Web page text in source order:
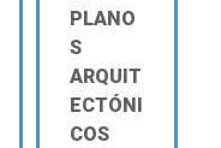
PLANO
S
ARQUIT
ECTÓNI
COS